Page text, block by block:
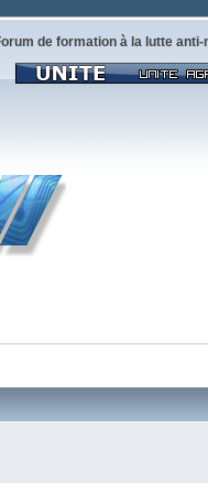
de formation à la lutte